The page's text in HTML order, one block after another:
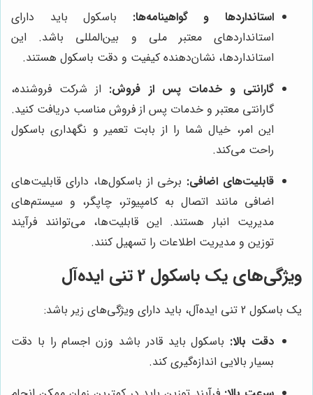
استانداردها و گواهینامه‌ها: باسکول باید دارای
استانداردهای معتبر ملی و بین‌المللی باشد. این
استانداردها، نشان‌دهنده کیفیت و دقت باسکول هستند.
گارانتی و خدمات پس از فروش: از شرکت فروشنده،
گارانتی معتبر و خدمات پس از فروش مناسب دریافت کنید.
این امر، خیال شما را از بابت تعمیر و نگهداری باسکول
راحت می‌کند.
قابلیت‌های اضافی: برخی از باسکول‌ها، دارای قابلیت‌های
اضافی مانند اتصال به کامپیوتر، چاپگر، و سیستم‌های
مدیریت انبار هستند. این قابلیت‌ها، می‌توانند فرآیند
توزین و مدیریت اطلاعات را تسهیل کنند.
ویژگی‌های یک باسکول 2 تنی ایده‌آل
یک باسکول 2 تنی ایده‌آل، باید دارای ویژگی‌های زیر باشد:
دقت بالا: باسکول باید قادر باشد وزن اجسام را با دقت
بسیار بالایی اندازه‌گیری کند.